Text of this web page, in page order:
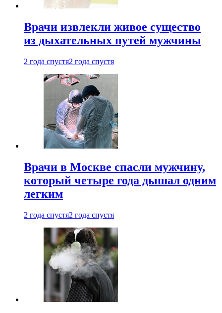
Врачи извлекли живое существо
из дыхательных путей мужчины
2 года спустя2 года спустя
Врачи в Москве спасли мужчину,
который четыре года дышал одним
легким
2 года спустя2 года спустя